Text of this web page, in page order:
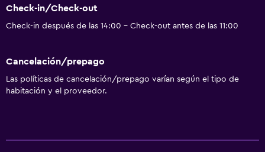
Check-in/Check-out
Check-in después de las 14:00 - Check-out antes de las 11:00
Cancelación/prepago
Las políticas de cancelación/prepago varían según el tipo de
habitación y el proveedor.